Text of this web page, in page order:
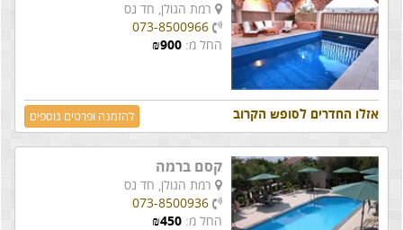
רמת הגולן, חד נס
073-8500966
החל מ:
₪900
אזלו החדרים לסופש הקרוב להזמנה ופרטים נוספים
קסם ברמה
רמת הגולן, חד נס
073-8500936
החל מ:
₪450